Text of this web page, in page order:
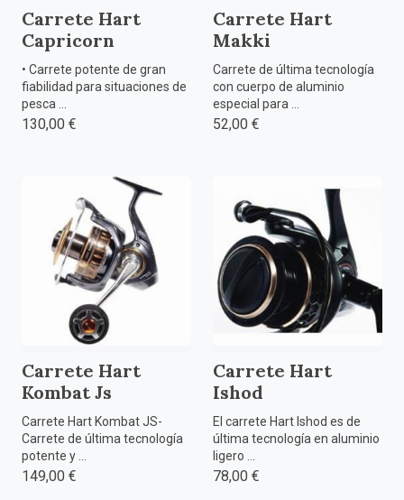
Carrete Hart
Capricorn
• Carrete potente de gran
fiabilidad para situaciones de
pesca ...
130,00 €
Carrete Hart
Makki
Carrete de última tecnología
con cuerpo de aluminio
especial para ...
52,00 €
Carrete Hart
Kombat Js
Carrete Hart Kombat JS-
Carrete de última tecnología
potente y ...
149,00 €
Carrete Hart
Ishod
El carrete Hart Ishod es de
última tecnología en aluminio
ligero ...
78,00 €